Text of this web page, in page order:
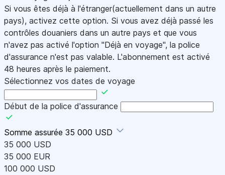
Si vous êtes déjà à l'étranger(actuellement dans un autre
pays), activez cette option. Si vous avez déjà passé les
contrôles douaniers dans un autre pays et que vous
n'avez pas activé l'option "Déjà en voyage", la police
d'assurance n'est pas valable. L'abonnement est activé
48 heures après le paiement.
Sélectionnez vos dates de voyage
Début de la police d'assurance
Somme assurée 35 000 USD
35 000 USD
35 000 EUR
100 000 USD